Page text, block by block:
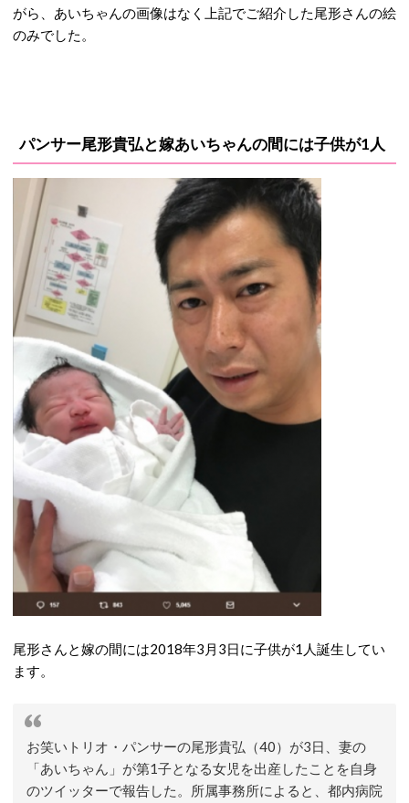
がら、あいちゃんの画像はなく上記でご紹介した尾形さんの絵
のみでした。
パンサー尾形貴弘と嫁あいちゃんの間には子供が1人
尾形さんと嫁の間には2018年3月3日に子供が1人誕生してい
ます。
お笑いトリオ・パンサーの尾形貴弘（40）が3日、妻の
「あいちゃん」が第1子となる女児を出産したことを自身
のツイッターで報告した。所属事務所によると、都内病院